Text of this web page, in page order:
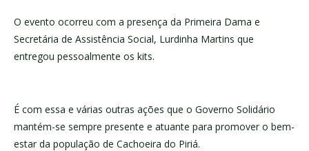
O evento ocorreu com a presença da Primeira Dama e
Secretária de Assistência Social, Lurdinha Martins que
entregou pessoalmente os kits.
É com essa e várias outras ações que o Governo Solidário
mantém-se sempre presente e atuante para promover o bem-
estar da população de Cachoeira do Piriá.